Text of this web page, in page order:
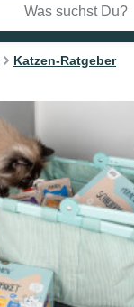
Katzen-Ratgeber